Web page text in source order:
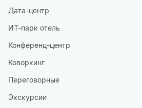
Дата-центр
ИТ-парк отель
Конференц-центр
Коворкинг
Переговорные
Экскурсии